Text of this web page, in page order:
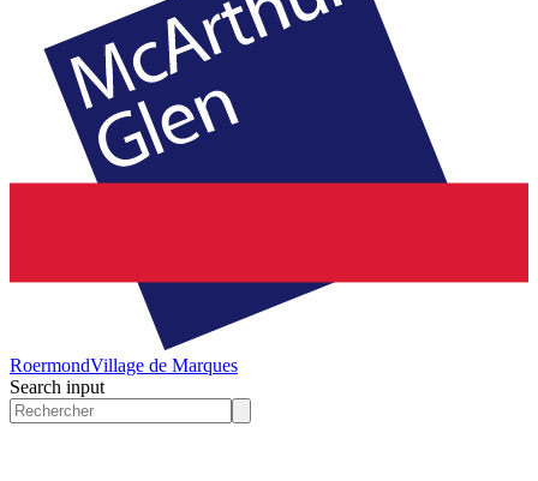
RoermondVillage de Marques
Search input